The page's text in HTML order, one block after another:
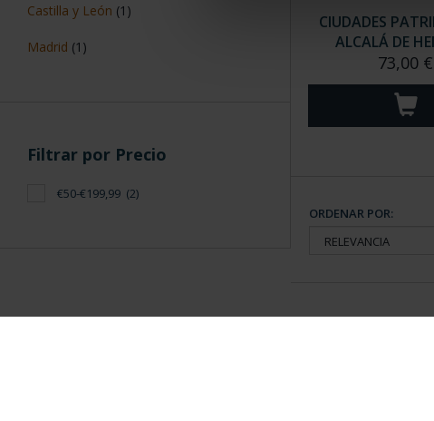
Castilla y León (1)
Madrid (1)
Filtrar por Precio
€50-€199,99 (2)
CIUDADES
ALCALÁ DE
73,00 €
ORDENAR POR: